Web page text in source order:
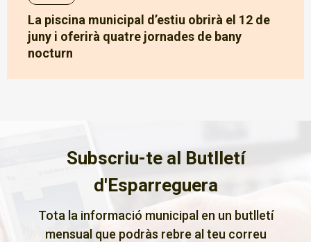
La piscina municipal d’estiu obrirà el 12 de
juny i oferirà quatre jornades de bany
nocturn
Subscriu-te al Butlletí
d'Esparreguera
Tota la informació municipal en un butlletí
mensual que podràs rebre al teu correu